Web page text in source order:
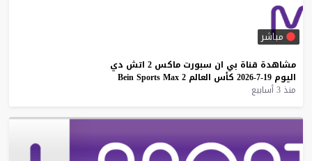
مباشر
مشاهدة قناة بي ان سبورت ماكس 2 اتش دي
اليوم 19-7-2026 كأس العالم Bein Sports Max 2
منذ 3 أسابيع